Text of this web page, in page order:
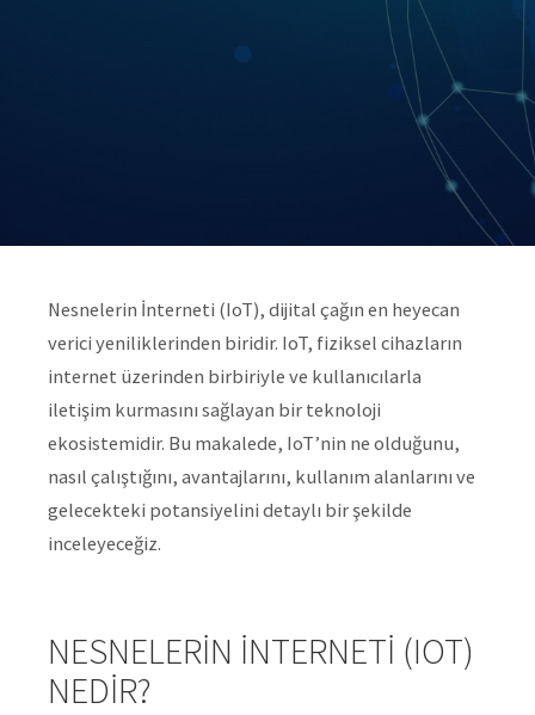
Nesnelerin İnterneti (IoT), dijital çağın en heyecan
verici yeniliklerinden biridir. IoT, fiziksel cihazların
internet üzerinden birbiriyle ve kullanıcılarla
iletişim kurmasını sağlayan bir teknoloji
ekosistemidir. Bu makalede, IoT’nin ne olduğunu,
nasıl çalıştığını, avantajlarını, kullanım alanlarını ve
gelecekteki potansiyelini detaylı bir şekilde
inceleyeceğiz.
NESNELERIN İNTERNETI (IOT)
NEDIR?